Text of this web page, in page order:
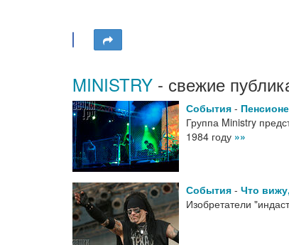
MINISTRY - свежие
События -
Группа Ministry
1984 году »»
События - Что
Изобретатели